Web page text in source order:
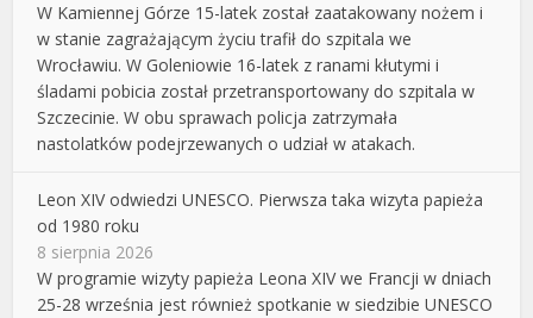
W Kamiennej Górze 15-latek został zaatakowany nożem i
w stanie zagrażającym życiu trafił do szpitala we
Wrocławiu. W Goleniowie 16-latek z ranami kłutymi i
śladami pobicia został przetransportowany do szpitala w
Szczecinie. W obu sprawach policja zatrzymała
nastolatków podejrzewanych o udział w atakach.
Leon XIV odwiedzi UNESCO. Pierwsza taka wizyta papieża
od 1980 roku
8 sierpnia 2026
W programie wizyty papieża Leona XIV we Francji w dniach
25-28 września jest również spotkanie w siedzibie UNESCO